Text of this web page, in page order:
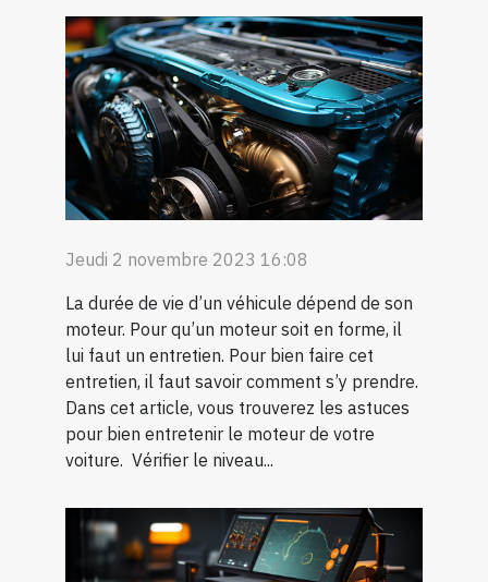
Jeudi 2 novembre 2023 16:08
La durée de vie d’un véhicule dépend de son
moteur. Pour qu’un moteur soit en forme, il
lui faut un entretien. Pour bien faire cet
entretien, il faut savoir comment s’y prendre.
Dans cet article, vous trouverez les astuces
pour bien entretenir le moteur de votre
voiture. Vérifier le niveau...